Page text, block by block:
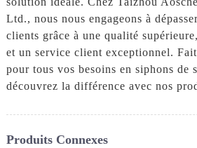
Ltd., nous nous engageons à
clients grâce à une qualité
et un service client exceptionnel.
pour tous vos besoins en siphons de
découvrez la différence avec nos
Produits Connexes